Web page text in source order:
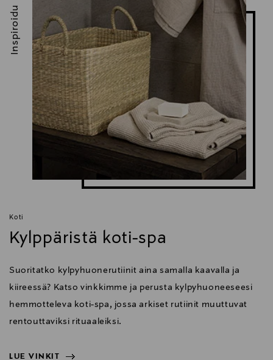
Koti
Kylppäristä koti-spa
Suoritatko kylpyhuonerutiinit aina samalla kaavalla ja
kiireessä? Katso vinkkimme ja perusta kylpyhuoneeseesi
hemmotteleva koti-spa, jossa arkiset rutiinit muuttuvat
rentouttaviksi rituaaleiksi.
LUE VINKIT
Inspiroidu